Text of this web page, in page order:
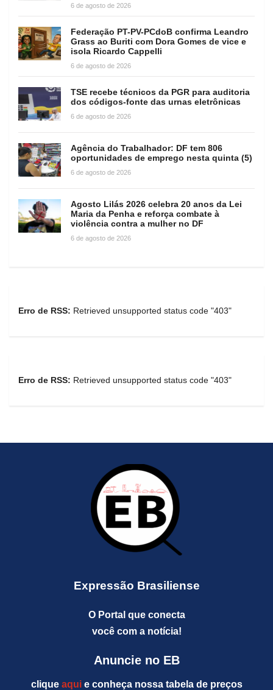
6 de agosto de 2026
Federação PT-PV-PCdoB confirma Leandro
Grass ao Buriti com Dora Gomes de vice e
isola Ricardo Cappelli
6 de agosto de 2026
TSE recebe técnicos da PGR para auditoria
dos códigos-fonte das urnas eletrônicas
6 de agosto de 2026
Agência do Trabalhador: DF tem 806
oportunidades de emprego nesta quinta (5)
6 de agosto de 2026
Agosto Lilás 2026 celebra 20 anos da Lei
Maria da Penha e reforça combate à
violência contra a mulher no DF
6 de agosto de 2026
Erro de RSS: Retrieved unsupported status code "403"
Erro de RSS: Retrieved unsupported status code "403"
Expressão Brasiliense
O Portal que conecta
você com a notícia!
Anuncie no EB
clique aquie conheça nossa tabela de preços